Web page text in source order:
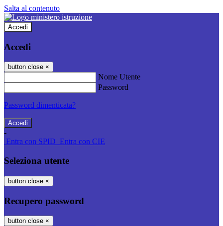
Salta al contenuto
Accedi
Accedi
button close ×
Nome Utente
Password
Password dimenticata?
-
Entra con SPID Entra con CIE
Seleziona utente
button close ×
Recupero password
button close ×